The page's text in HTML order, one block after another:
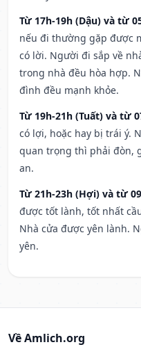
Từ 17h-19h (Dậu) và từ
nếu đi thường gặp được
có lời. Người đi sắp về
trong nhà đều hòa hợp.
đình đều mạnh khỏe.
Từ 19h-21h (Tuất) và từ
có lợi, hoặc hay bị trái ý.
quan trọng thì phải đòn,
an.
Từ 21h-23h (Hợi) và từ
được tốt lành, tốt nhất
Nhà cửa được yên lành.
yên.
Về Amlich.org